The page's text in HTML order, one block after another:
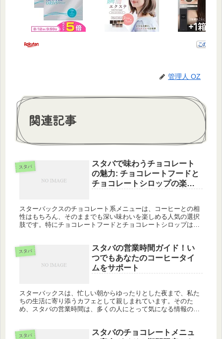
管理人 OZ
関連記事
スタバ
スタバで味わうチョコレート
の魅力: チョコレートフードと
チョコレートシロップの楽し
スターバックスのチョコレート系メニューは、コーヒーとの相
性はもちろん、そのままでも深い味わいを楽しめる人気の選択
肢です。特にチョコレートフードとチョコレートシロップは、
スタバ
スタバの営業時間ガイド！い
つでもあなたのコーヒータイ
ムをサポート
スターバックスは、忙しい朝からゆったりとした夜まで、私た
ちの生活に寄り添うカフェとして親しまれています。そのた
め、スタバの営業時間は、多くの人にとって気になる情報の一
スタバ
スタバのチョコレートメニュ